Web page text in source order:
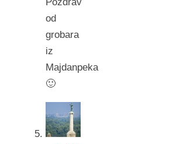
od
grobara
iz
Majdanpeka
🙂